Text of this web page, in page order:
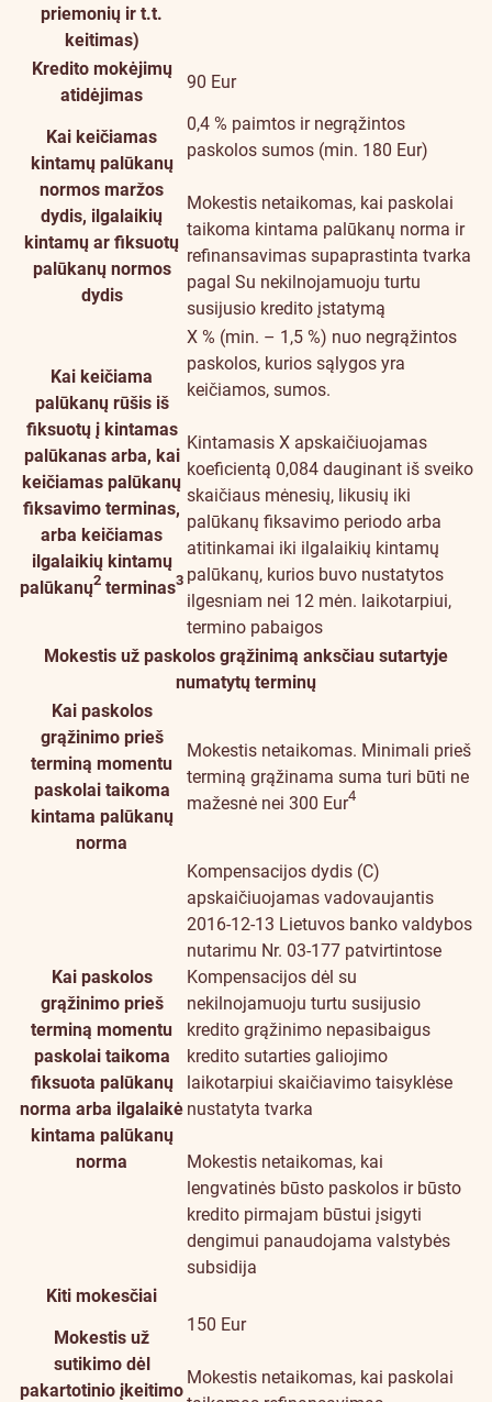
priemonių ir t.t.
keitimas)
Kredito mokėjimų
atidėjimas
90 Eur
Kai keičiamas
kintamų palūkanų
normos maržos
dydis, ilgalaikių
kintamų ar fiksuotų
palūkanų normos
dydis
0,4 % paimtos ir negrąžintos
paskolos sumos (min. 180 Eur)
Mokestis netaikomas, kai paskolai
taikoma kintama palūkanų norma ir
refinansavimas supaprastinta tvarka
pagal Su nekilnojamuoju turtu
susijusio kredito įstatymą
Kai keičiama
palūkanų rūšis iš
fiksuotų į kintamas
palūkanas arba, kai
keičiamas palūkanų
fiksavimo terminas,
arba keičiamas
ilgalaikių kintamų
palūkanų2 terminas3
X % (min. – 1,5 %) nuo negrąžintos
paskolos, kurios sąlygos yra
keičiamos, sumos.
Kintamasis X apskaičiuojamas
koeficientą 0,084 dauginant iš sveiko
skaičiaus mėnesių, likusių iki
palūkanų fiksavimo periodo arba
atitinkamai iki ilgalaikių kintamų
palūkanų, kurios buvo nustatytos
ilgesniam nei 12 mėn. laikotarpiui,
termino pabaigos
Mokestis už paskolos grąžinimą anksčiau sutartyje
numatytų terminų
Kai paskolos
grąžinimo prieš
terminą momentu
paskolai taikoma
kintama palūkanų
norma
Mokestis netaikomas. Minimali prieš
terminą grąžinama suma turi būti ne
mažesnė nei 300 Eur4
Kai paskolos
grąžinimo prieš
terminą momentu
paskolai taikoma
fiksuota palūkanų
norma arba ilgalaikė
kintama palūkanų
norma
Kompensacijos dydis (C)
apskaičiuojamas vadovaujantis
2016-12-13 Lietuvos banko valdybos
nutarimu Nr. 03-177 patvirtintose
Kompensacijos dėl su
nekilnojamuoju turtu susijusio
kredito grąžinimo nepasibaigus
kredito sutarties galiojimo
laikotarpiui skaičiavimo taisyklėse
nustatyta tvarka
Mokestis netaikomas, kai
lengvatinės būsto paskolos ir būsto
kredito pirmajam būstui įsigyti
dengimui panaudojama valstybės
subsidija
Kiti mokesčiai
Mokestis už
sutikimo dėl
pakartotinio įkeitimo
150 Eur
Mokestis netaikomas, kai paskolai